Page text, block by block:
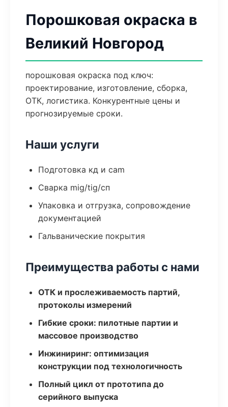
Порошковая окраска в
Великий Новгород
порошковая окраска под ключ:
проектирование, изготовление, сборка,
ОТК, логистика. Конкурентные цены и
прогнозируемые сроки.
Наши услуги
Подготовка кд и cam
Сварка mig/tig/сп
Упаковка и отгрузка, сопровождение
документацией
Гальванические покрытия
Преимущества работы с нами
ОТК и прослеживаемость партий,
протоколы измерений
Гибкие сроки: пилотные партии и
массовое производство
Инжиниринг: оптимизация
конструкции под технологичность
Полный цикл от прототипа до
серийного выпуска